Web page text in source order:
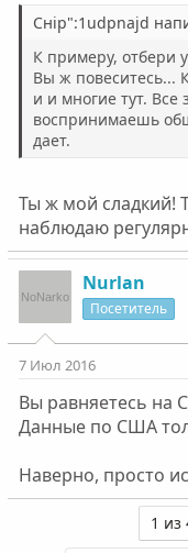
Снip":1udpnajd
К примеру, отбери
Вы ж повеситесь...
и и многие тут. Все
воспринимаешь
дает.
Ты ж мой сладкий!
наблюдаю
Nurlan
Посетитель
7 Июл 2016
Вы равняетесь на
Данные по США
Наверно, просто
1 из